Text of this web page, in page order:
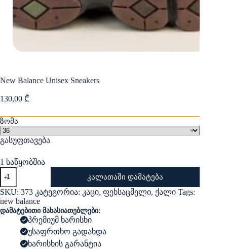
New Balance Unisex Sneakers
130,00 ₾
ზომა
გასუფთავება
1 საწყობშია
რაოდენობა:
New
Balance
Unisex
Sneakers
კალათაში დამატება
SKU: 373 კატეგორია: კაცი, ფეხსაცმელი, ქალი Tags:
new balance
დამატებითი მახასიათებლები:
პრემიუმ ხარისხი
უსაფრთხო გადახდა
ხარისხის გარანტია